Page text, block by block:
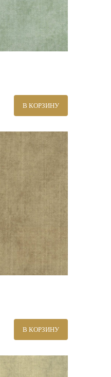
В КОРЗИНУ
В КОРЗИНУ